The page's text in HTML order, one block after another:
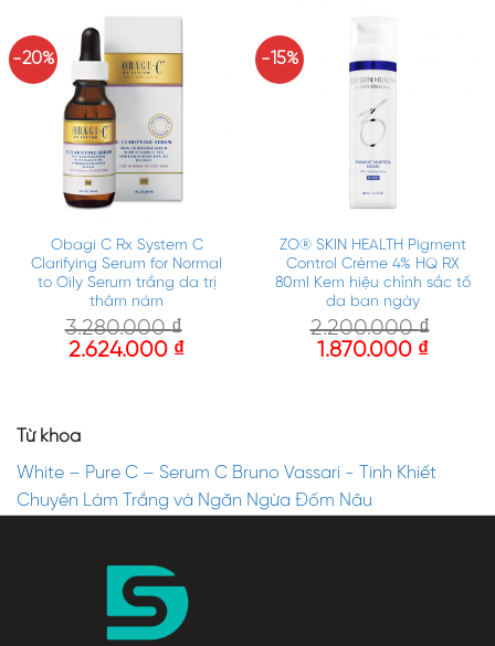
-20%
Obagi C Rx System C
Clarifying Serum for Normal
to Oily Serum trắng da trị
thâm nám
3.280.000₫
2.624.000 ₫
-15%
ZO® SKIN HEALTH Pigment
Control Crème 4% HQ RX
80ml Kem hiệu chỉnh sắc tố
da ban ngày
2.200.000₫
1.870.000 ₫
Từ khóa
White – Pure C – Serum C Bruno Vassari - Tinh Khiết
Chuyên Làm Trắng và Ngăn Ngừa Đốm Nâu